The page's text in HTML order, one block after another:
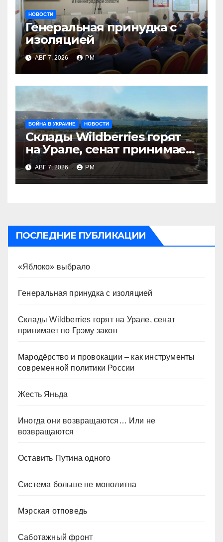
НОВОСТИ
Генеральная принудка с
изоляцией
АВГ 7, 2026 РМ
ВОЙНА В УКРАИНЕ НОВОСТИ
Склады Wildberries горят
на Урале, сенат принимает
по Грэму закон
АВГ 7, 2026 РМ
ПОСЛЕДНИЕ ПУБЛИКАЦИИ
«Яблоко» выбрало
Генеральная принудка с изоляцией
Склады Wildberries горят на Урале, сенат
принимает по Грэму закон
Мародёрство и провокации – как инструменты
современной политики России
Жесть Яньда
Иногда они возвращаются… Или не
возвращаются
Оставить Путина одного
Система больше не монолитна
Мэрская отповедь
Саботажный фронт